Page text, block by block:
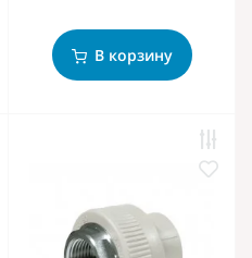
В корзину